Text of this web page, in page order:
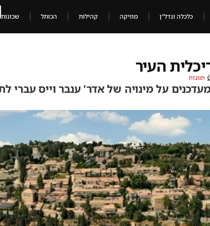
כלכלה ונדל"ן מוזיקה קהילות הכותל שכונות
העיר
תגובות
על מינויה של אדר' ענבר וייס עברי